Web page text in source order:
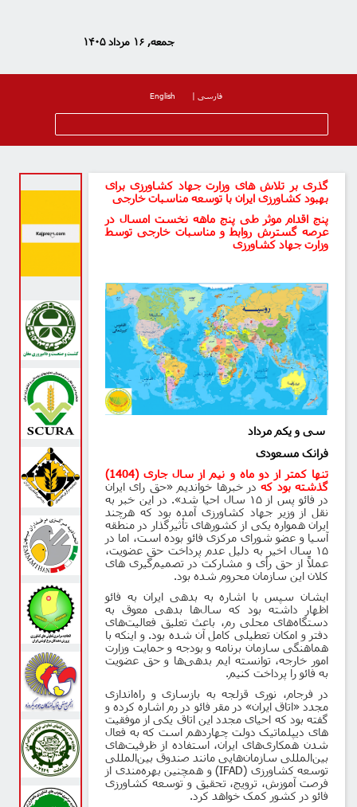
جمعه, ۱۶ مرداد ۱۴۰۵
فارسی |
English
گذری بر تلاش های وزارت جهاد کشاورزی برای
بهبود کشاورزی ایران با توسعه مناسبات خارجی
پنج اقدام موثر طی پنج ماهه نخست امسال در
عرصه گسترش روابط و مناسبات خارجی توسط
وزارت جهاد کشاورزی
سی و یکم مرداد
فرانک مسعودی
تنها کمتر از دو ماه و نیم از سال جاری (1404)
گذشته بود کهدر خبرها خواندیم «حق رای ایران
در فائو پس از ۱۵ سال احیا شد». در این خبر به
نقل از وزیر جهاد کشاورزی آمده بود که هرچند
ایران همواره یکی از کشورهای تأثیرگذار در منطقه
آسیا و عضو شورای مرکزی فائو بوده است، اما در
۱۵ سال اخیر به دلیل عدم پرداخت حق عضویت،
عملاً از حق رأی و مشارکت در تصمیم‌گیری‌ های
کلان این سازمان محروم شده بود.
ایشان سپس با اشاره به بدهی ایران به فائو
اظهار داشته بود که سال‌ها بدهی معوق به
دستگاه‌های محلی رم، باعث تعلیق فعالیت‌های
دفتر و امکان تعطیلی کامل آن شده بود. و اینکه با
هماهنگی سازمان برنامه و بودجه و حمایت وزارت
امور خارجه، توانسته ایم بدهی‌ها و حق عضویت
به فائو را پرداخت کنیم.
در فرجام، نوری قزلجه به بازسازی و راه‌اندازی
مجدد «اتاق ایران» در مقر فائو در رم اشاره کرده و
گفته بود که احیای مجدد این اتاق یکی از موفقیت‌
های دیپلماتیک دولت چهاردهم است که به فعال
شدن همکاری‌های ایران، استفاده از ظرفیت‌های
بین‌المللی سازمان‌هایی مانند صندوق بین‌المللی
توسعه کشاورزی (IFAD) و همچنین بهره‌مندی از
فرصت آموزش، ترویج، تحقیق و توسعه کشاورزی
فائو در کشور کمک خواهد کرد.